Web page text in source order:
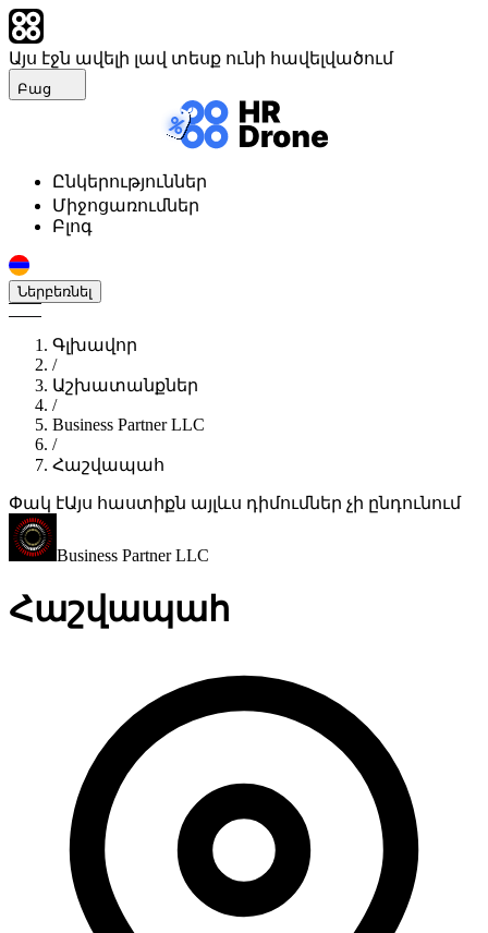
Այս էջն ավելի լավ տեսք ունի հավելվածում
Բաց
Ընկերություններ
Միջոցառումներ
Բլոգ
Ներբեռնել
Գլխավոր
/
Աշխատանքներ
/
Business Partner LLC
/
Հաշվապահ
Փակ էԱյս հաստիքն այլևս դիմումներ չի ընդունում
Business Partner LLC
Հաշվապահ